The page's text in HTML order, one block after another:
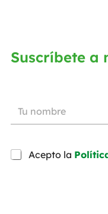
Suscríbete a
Acepto la